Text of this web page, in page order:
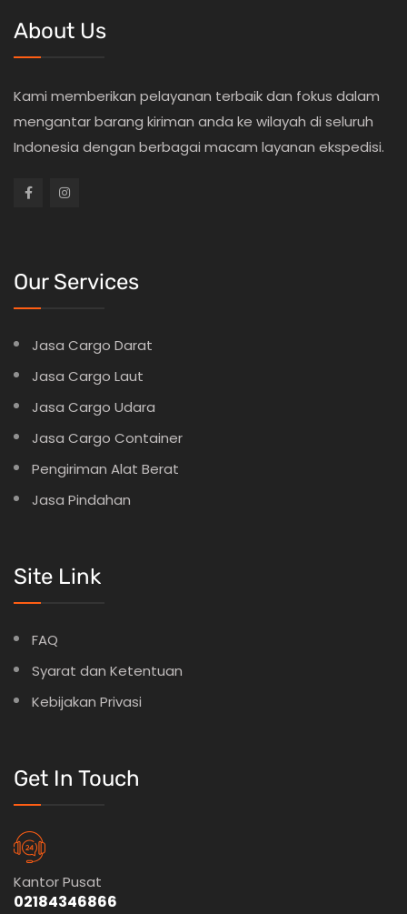
About Us
Kami memberikan pelayanan terbaik dan fokus dalam
mengantar barang kiriman anda ke wilayah di seluruh
Indonesia dengan berbagai macam layanan ekspedisi.
Our Services
Jasa Cargo Darat
Jasa Cargo Laut
Jasa Cargo Udara
Jasa Cargo Container
Pengiriman Alat Berat
Jasa Pindahan
Site Link
FAQ
Syarat dan Ketentuan
Kebijakan Privasi
Get In Touch
Kantor Pusat
02184346866